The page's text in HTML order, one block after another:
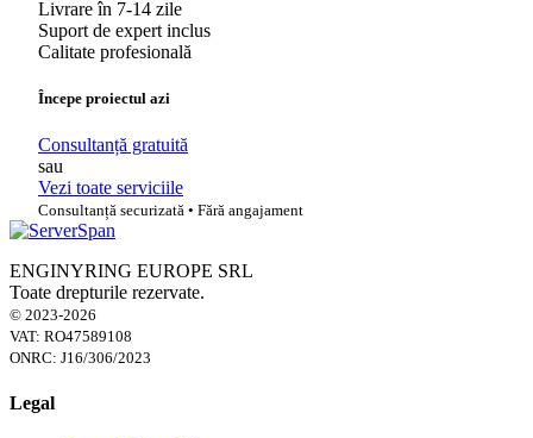
Livrare în 7-14 zile
Suport de expert inclus
Calitate profesională
Începe proiectul azi
Consultanță gratuită
sau
Vezi toate serviciile
Consultanță securizată • Fără angajament
ENGINYRING EUROPE SRL
Toate drepturile rezervate.
© 2023-2026
VAT: RO47589108
ONRC: J16/306/2023
Legal